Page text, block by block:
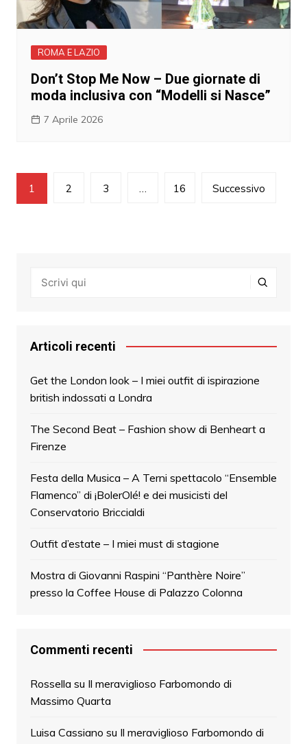
ROMA E LAZIO
Don’t Stop Me Now – Due giornate di
moda inclusiva con “Modelli si Nasce”
7 Aprile 2026
Navigazione
articoli
1 2 3 16 Successivo
Articoli recenti
Get the London look – I miei outfit di ispirazione
british indossati a Londra
The Second Beat – Fashion show di Benheart a
Firenze
Festa della Musica – A Terni spettacolo “Ensemble
Flamenco” di ¡BolerOlé! e dei musicisti del
Conservatorio Briccialdi
Outfit d’estate – I miei must di stagione
Mostra di Giovanni Raspini “Panthère Noire”
presso la Coffee House di Palazzo Colonna
Commenti recenti
Rossella su Il meraviglioso Farbomondo di
Massimo Quarta
Luisa Cassiano su Il meraviglioso Farbomondo di